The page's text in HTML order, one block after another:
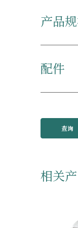
产品
配件
查询
相关